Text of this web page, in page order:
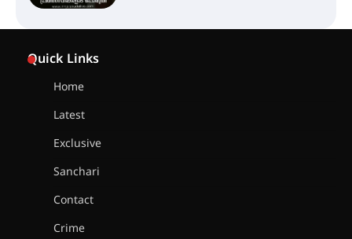
Quick Links
Home
Latest
Exclusive
Sanchari
Contact
Crime